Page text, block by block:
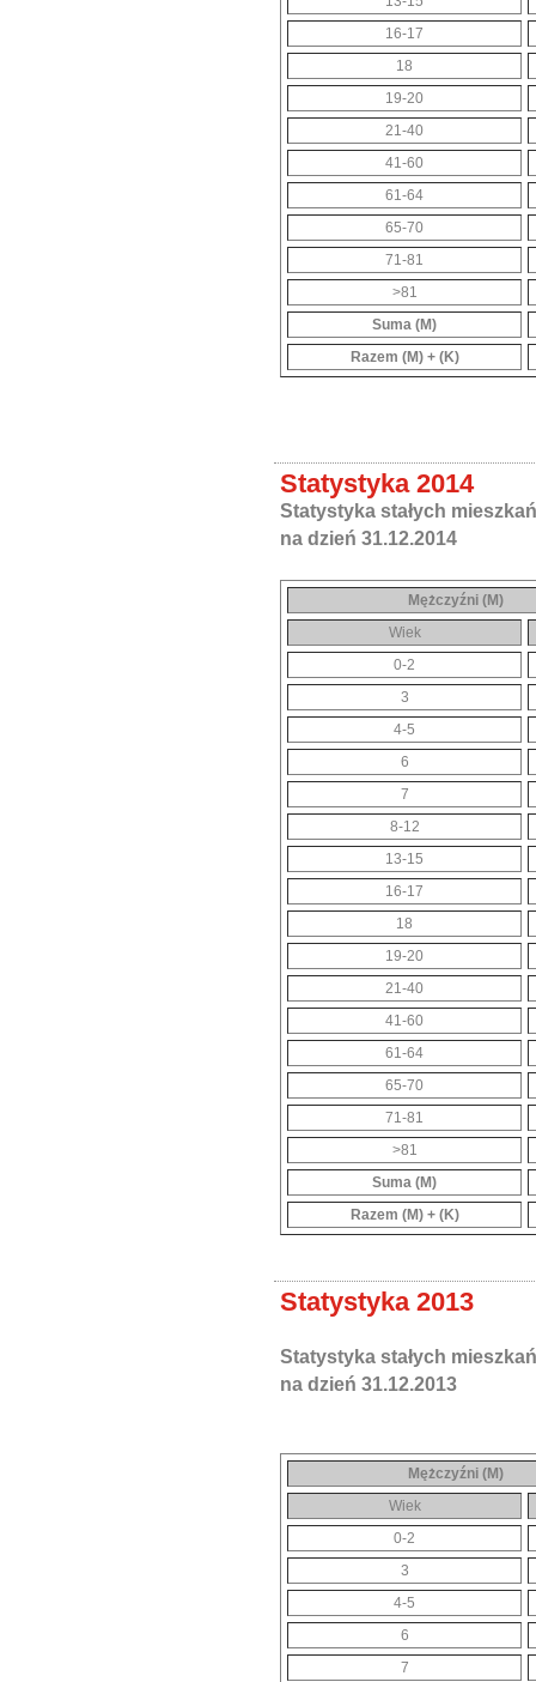
16-17
18
19-20
21-40
41-60
61-64
65-70
71-81
>81
Suma (M)
Razem (M) + (K)
Statystyka 2014
Statystyka stałych
na dzień 31.12.2014
Mężczyźni (M)
Wiek
0-2
3
4-5
6
7
8-12
13-15
16-17
18
19-20
21-40
41-60
61-64
65-70
71-81
>81
Suma (M)
Razem (M) + (K)
Statystyka 2013
Statystyka stałych
na dzień 31.12.2013
Mężczyźni (M)
Wiek
0-2
3
4-5
6
7